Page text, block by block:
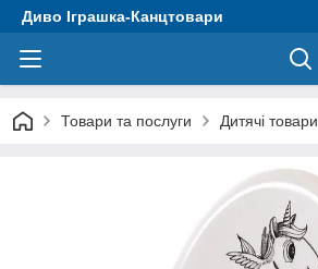
Диво Іграшка-Канцтовари
Товари та послуги Дитячі товари